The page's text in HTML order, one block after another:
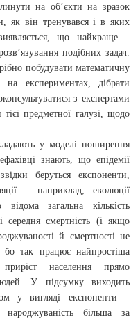
на об’єкти на зразок
як він тренувався і в яких
що найкраще –
подібних задач.
побудувати математичну
на експериментах, дібрати
з експертами
предметної галузі, щодо
у моделі поширення
знають, що епідемії
беруться експоненти,
– наприклад, еволюції
загальна кількість
середня смертність (і якщо
й смертності не
так працює найпростіша
населення прямо
У підсумку виходить
у вигляді експоненти –
більша за